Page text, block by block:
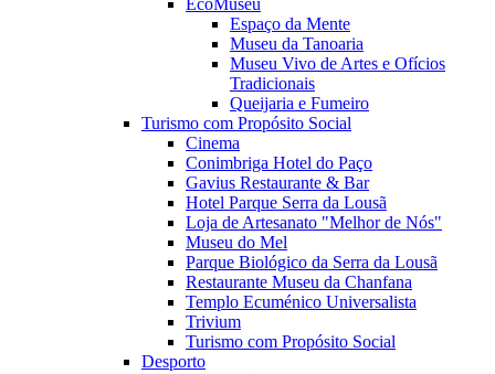
EcoMuseu
Espaço da Mente
Museu da Tanoaria
Museu Vivo de Artes e Ofícios
Tradicionais
Queijaria e Fumeiro
Turismo com Propósito Social
Cinema
Conimbriga Hotel do Paço
Gavius Restaurante & Bar
Hotel Parque Serra da Lousã
Loja de Artesanato "Melhor de Nós"
Museu do Mel
Parque Biológico da Serra da Lousã
Restaurante Museu da Chanfana
Templo Ecuménico Universalista
Trivium
Turismo com Propósito Social
Desporto